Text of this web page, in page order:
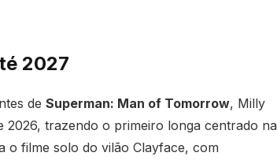
2027
de Superman: Man of Tomorrow, Milly
trazendo o primeiro longa centrado na
o filme solo do vilão Clayface, com